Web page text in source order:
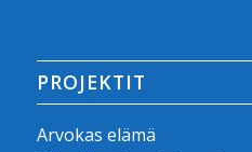
PROJEKTIT
Arvokas elämä